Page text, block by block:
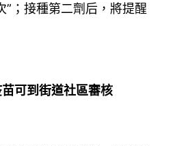
”；接種第二劑后，將提醒
可到街道社區審核